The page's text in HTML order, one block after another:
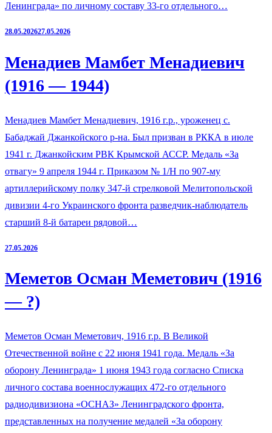
Ленинграда» по личному составу 33-го отдельного…
28.05.202627.05.2026
Менадиев Мамбет Менадиевич
(1916 — 1944)
Менадиев Мамбет Менадиевич, 1916 г.р., уроженец с.
Бабаджай Джанкойского р-на. Был призван в РККА в июле
1941 г. Джанкойским РВК Крымской АССР. Медаль «За
отвагу» 9 апреля 1944 г. Приказом № 1/Н по 907-му
артиллерийскому полку 347-й стрелковой Мелитопольской
дивизии 4-го Украинского фронта разведчик-наблюдатель
старший 8-й батареи рядовой…
27.05.2026
Меметов Осман Меметович (1916
— ?)
Меметов Осман Меметович, 1916 г.р. В Великой
Отечественной войне с 22 июня 1941 года. Медаль «За
оборону Ленинграда» 1 июня 1943 года согласно Списка
личного состава военнослужащих 472-го отдельного
радиодивизиона «ОСНАЗ» Ленинградского фронта,
представленных на получение медалей «За оборону